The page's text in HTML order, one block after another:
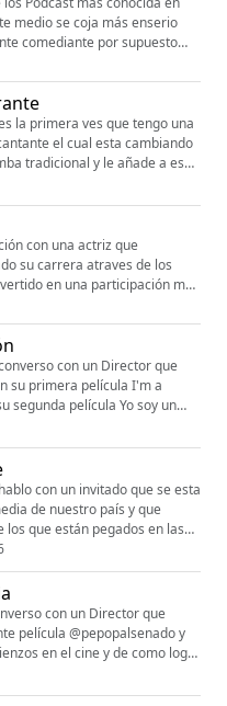
que sonreír es vida. ...
medio se coja más enserio
comediante por supuesto
mucho esta entrevista
que el no a hablado
mundo del podcast
la primera ves que tengo una
el cual esta cambiando
tradicional y le añade a ese
hablamos de sus inicios de lo
de su música y sus videos
fue super y la pase muy
Abrante de La Tribu de
más de...
con una actriz que
su carrera atraves de los
en una participación más
que subieron a nuestra
parte de su elenco. Disfruten
mi conversación con Cecilia Arguelles. Agradecemos ...
con un Director que
su primera película I'm a
segunda película Yo soy un
controversial y el cual es
país como lo es la política.
poder ir a l screening de la
comedia y como película esta
fuera poco es...
con un invitado que se esta
de nuestro país y que
que están pegados en las
participación en las mismas
no le impidió que llenara 9
que actualmente este en la
elenco de El Remix.
con Kiko Blad...
con un Director que
película @pepopalsenado y
en el cine y de como logro
. Espero que disfruten mi
como